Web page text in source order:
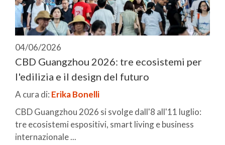
04/06/2026
CBD Guangzhou 2026: tre ecosistemi per
l'edilizia e il design del futuro
A cura di: Erika Bonelli
CBD Guangzhou 2026 si svolge dall'8 all'11 luglio:
tre ecosistemi espositivi, smart living e business
internazionale ...